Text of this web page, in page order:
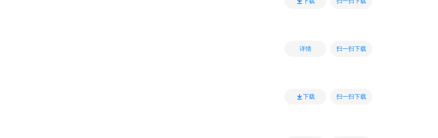
详情 扫一扫下载
下载 扫一扫下载